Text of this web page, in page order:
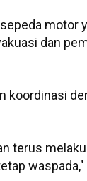
motor
dan
koordinasi
terus